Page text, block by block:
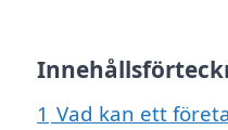
1 Vad kan ett